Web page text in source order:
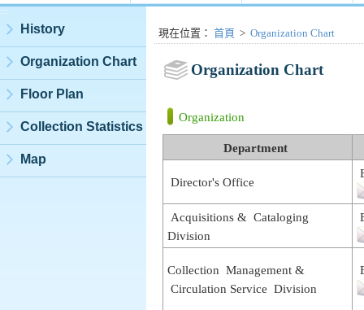
:::
History
Organization Chart
Floor Plan
Collection Statistics
Map
:::現在位置 ： 首頁 > Organization Chart
Organization Chart
Organization
Department
Director's Office
Acquisitions & Cataloging
Division
Collection Management &
Circulation Service Division